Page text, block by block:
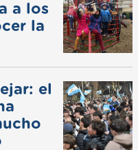
a los
la
el